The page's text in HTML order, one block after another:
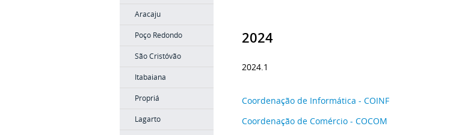
Aracaju
Poço Redondo
São Cristóvão
Itabaiana
Propriá
Lagarto
2024
2024.1
Coordenação de Informática - COINF
Coordenação de Comércio - COCOM